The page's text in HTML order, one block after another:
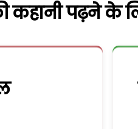
पढ़ने के